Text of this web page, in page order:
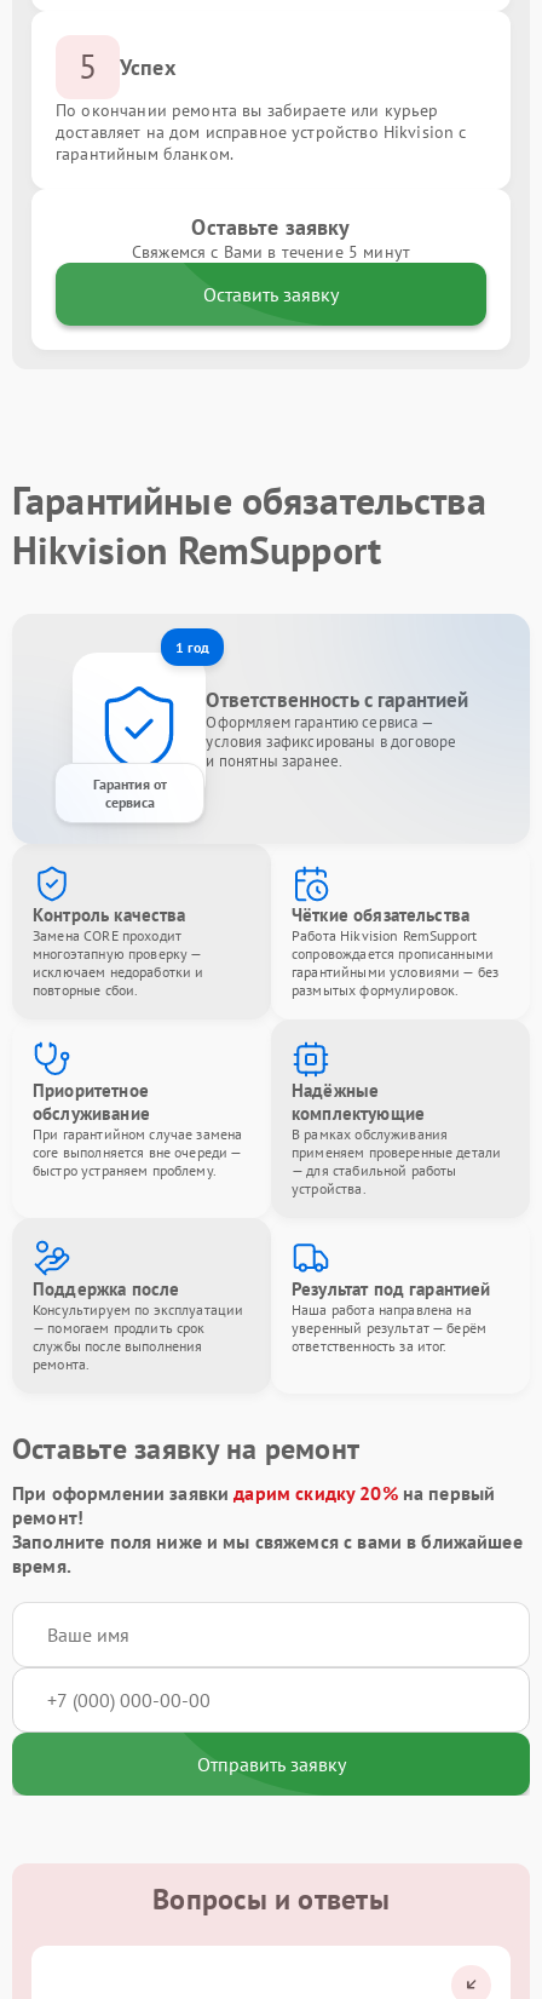
5 Успех
По окончании ремонта вы забираете или курьер
доставляет на дом исправное устройство Hikvision с
гарантийным бланком.
Оставьте заявку
Свяжемся с Вами в течение 5 минут
Оставить заявку
Гарантийные обязательства
Hikvision RemSupport
1 год
Гарантия от
сервиса
Ответственность с гарантией
Оформляем гарантию сервиса —
условия зафиксированы в договоре
и понятны заранее.
Контроль качества
Замена CORE проходит
многоэтапную проверку —
исключаем недоработки и
повторные сбои.
Чёткие обязательства
Работа Hikvision RemSupport
сопровождается прописанными
гарантийными условиями — без
размытых формулировок.
Приоритетное
обслуживание
При гарантийном случае замена
core выполняется вне очереди —
быстро устраняем проблему.
Надёжные
комплектующие
В рамках обслуживания
применяем проверенные детали
— для стабильной работы
устройства.
Поддержка после
Консультируем по эксплуатации
— помогаем продлить срок
службы после выполнения
ремонта.
Результат под гарантией
Наша работа направлена на
уверенный результат — берём
ответственность за итог.
Оставьте заявку на ремонт
При оформлении заявкидарим скидку 20%на первый
ремонт!
Заполните поля ниже и мы свяжемся с вами в ближайшее
время.
Отправить заявку
Вопросы и ответы